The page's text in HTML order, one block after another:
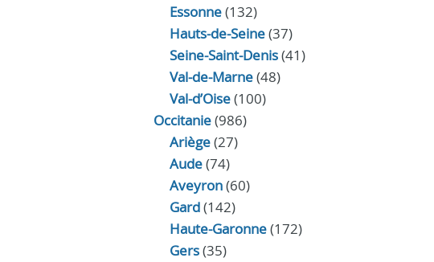
Essonne(132)
Hauts-de-Seine(37)
Seine-Saint-Denis(41)
Val-de-Marne(48)
Val-d’Oise(100)
Occitanie(986)
Ariège(27)
Aude(74)
Aveyron(60)
Gard(142)
Haute-Garonne(172)
Gers(35)